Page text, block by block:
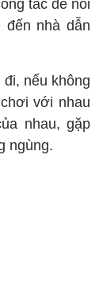
tác để nói
đến nhà dẫn
nếu không
với nhau
nhau, gặp
ngùng.